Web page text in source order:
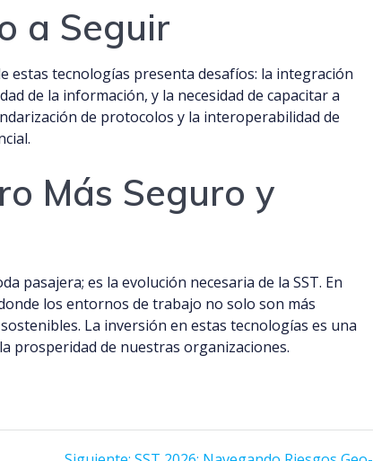
a Seguir
estas tecnologías presenta desafíos: la integración
de la información, y la necesidad de capacitar a
de protocolos y la interoperabilidad de
Más Seguro y
pasajera; es la evolución necesaria de la SST. En
los entornos de trabajo no solo son más
La inversión en estas tecnologías es una
prosperidad de nuestras organizaciones.